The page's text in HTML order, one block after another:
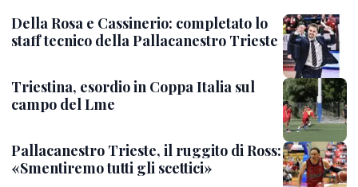
Della Rosa e Cassinerio: completato lo
staff tecnico della Pallacanestro Trieste
Triestina, esordio in Coppa Italia sul
campo del Lme
Pallacanestro Trieste, il ruggito di Ross:
«Smentiremo tutti gli scettici»